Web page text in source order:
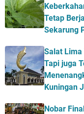
Tetap
Sekarung
Salat Lima
Tapi juga
Kuningan
Nobar